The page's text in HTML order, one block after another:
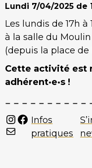
Lundi 7/04/2025 de
Les lundis de 17h à
à la salle du
(depuis la place de
Cette activité est
adhérent·e·s !
Instagram
Facebook
Mail
Infos
pratiques